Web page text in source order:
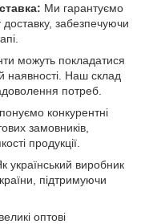
Ми гарантуємо
забезпечуючи
можуть покладатися
наявності. Наш склад
потреб.
конкурентні
замовників,
продукції.
український виробник
підтримуючи
оптові